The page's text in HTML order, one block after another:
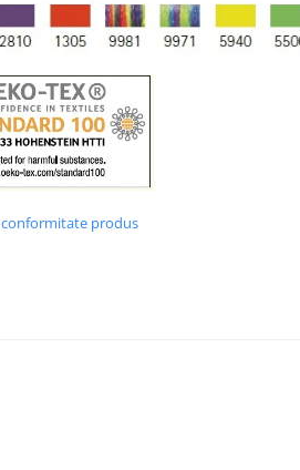
produs